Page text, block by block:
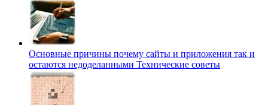
Основные причины почему сайты и приложения так и
остаются недоделанными Технические советы